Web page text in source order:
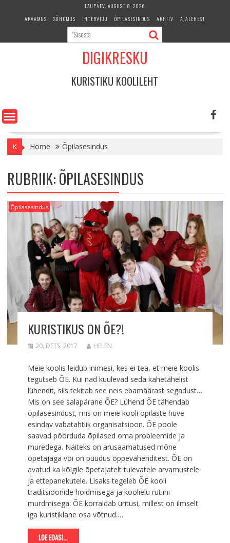
LAUPÄEV, AUGUST 8, 2026
ARVAMUS
SÜNDMUS INTERVJUU ÕPILASESINDUS ARHIIV AJALEHEST
DIGIKRESKU
KURISTIKU KOOLILEHT
K Home Õpilasesindus
RUBRIIK:ÕPILASESINDUS
Õpilasesindus
KURISTIKUS ON ÕE?!
20. DETS. 2017 HELEN
Meie koolis leidub inimesi, kes ei tea, et meie koolis
tegutseb ÕE. Kui nad kuulevad seda kahetähelist
lühendit, siis tekitab see neis ebamäärast segadust…
Mis on see salapärane ÕE? Lühend ÕE tähendab
õpilasesindust, mis on meie kooli õpilaste huve
esindav vabatahtlik organisatsioon. ÕE poole
saavad pöörduda õpilased oma probleemide ja
muredega. Näiteks on arusaamatused mõne
õpetajaga või on puudus õppevahenditest. ÕE on
avatud ka kõigile õpetajatelt tulevatele arvamustele
ja ettepanekutele. Lisaks tegeleb ÕE kooli
traditsioonide hoidmisega ja koolielu rutiini
murdmisega: ÕE korraldab üritusi, millest on ilmselt
iga kuristiklane osa võtnud.…
LOE EDASI...